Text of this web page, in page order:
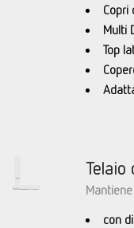
Copri
Multi
Top
Telaio
con